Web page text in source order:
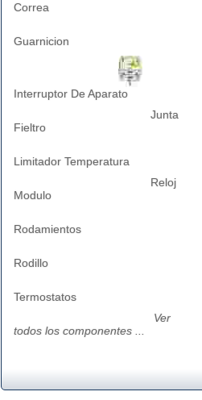
Correa
Guarnicion
Interruptor De Aparato
Junta
Fieltro
Limitador Temperatura
Reloj
Modulo
Rodamientos
Rodillo
Termostatos
Ver
todos los componentes ...